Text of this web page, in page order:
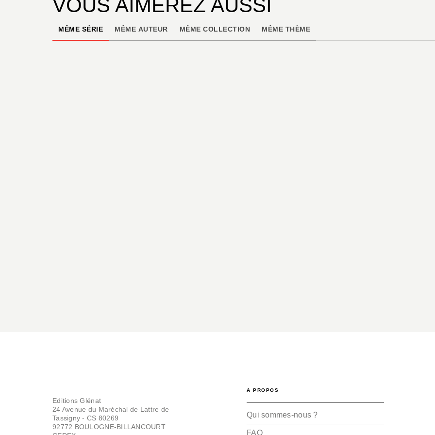
VOUS AIMEREZ AUSSI
MÊME SÉRIE MÊME AUTEUR MÊME COLLECTION MÊME THÈME
Editions Glénat
24 Avenue du Maréchal de Lattre de
Tassigny - CS 80269
92772 BOULOGNE-BILLANCOURT
A PROPOS
Qui sommes-nous ?
FAQ